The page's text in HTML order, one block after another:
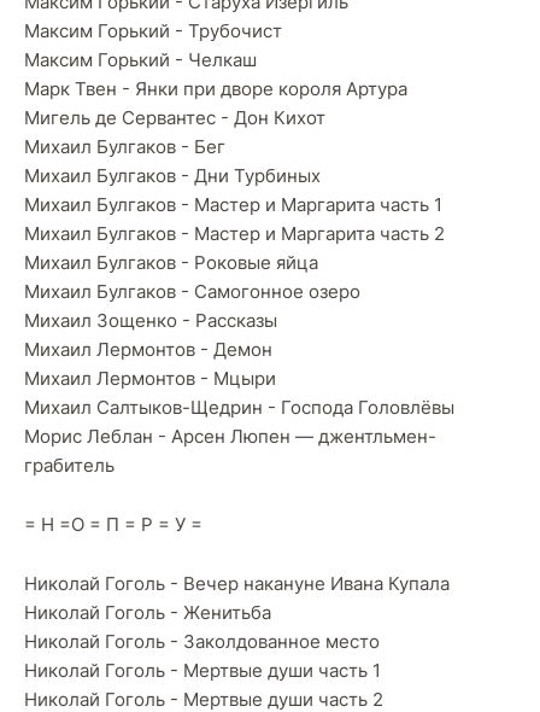
Максим Горький - Трубочист
Максим Горький - Челкаш
Марк Твен - Янки при дворе короля Артура
Мигель де Сервантес - Дон Кихот
Михаил Булгаков - Бег
Михаил Булгаков - Дни Турбиных
Михаил Булгаков - Мастер и Маргарита часть 1
Михаил Булгаков - Мастер и Маргарита часть 2
Михаил Булгаков - Роковые яйца
Михаил Булгаков - Самогонное озеро
Михаил Зощенко - Рассказы
Михаил Лермонтов - Демон
Михаил Лермонтов - Мцыри
Михаил Салтыков-Щедрин - Господа Головлёвы
Морис Леблан - Арсен Люпен — джентльмен-
грабитель
= Н =О = П = Р = У =
Николай Гоголь - Вечер накануне Ивана Купала
Николай Гоголь - Женитьба
Николай Гоголь - Заколдованное место
Николай Гоголь - Мертвые души часть 1
Николай Гоголь - Мертвые души часть 2